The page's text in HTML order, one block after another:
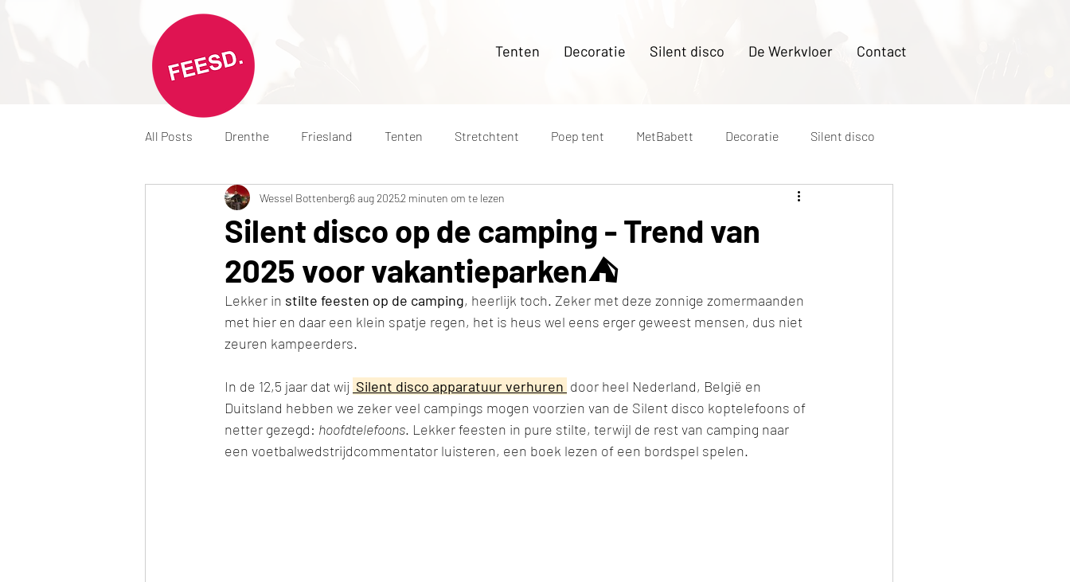
Tenten Decoratie Silent disco De Werkvloer Contact
All Posts Drenthe Friesland Tenten Stretchtent Poep tent MetBabett Decoratie Silent disco
Rave bunker De Werkvloer Drenthe Nederland Overijssel
Silent disco op de camping - Trend van
2025 voor vakantieparken⛺
Wessel Bottenberg6 aug 20252 minuten om te lezen
Lekker in stilte feesten op de camping, heerlijk toch. Zeker met deze zonnige zomermaanden
met hier en daar een klein spatje regen, het is heus wel eens erger geweest mensen, dus niet
zeuren kampeerders.
In de 12,5 jaar dat wij Silent disco apparatuur verhuren door heel Nederland, België en
Duitsland hebben we zeker veel campings mogen voorzien van de Silent disco koptelefoons of
netter gezegd: hoofdtelefoons. Lekker feesten in pure stilte, terwijl de rest van camping naar
een voetbalwedstrijdcommentator luisteren, een boek lezen of een bordspel spelen.